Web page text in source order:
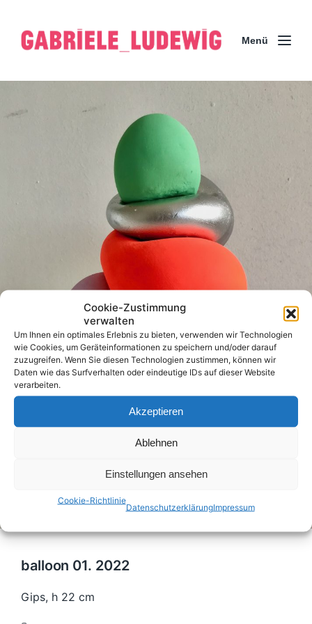
Cookie-Zustimmung
verwalten
Um Ihnen ein optimales Erlebnis zu bieten, verwenden wir Technologien
wie Cookies, um Geräteinformationen zu speichern und/oder darauf
zuzugreifen. Wenn Sie diesen Technologien zustimmen, können wir
Daten wie das Surfverhalten oder eindeutige IDs auf dieser Website
verarbeiten.
Akzeptieren
Ablehnen
Einstellungen ansehen
Cookie-Richtlinie
DatenschutzerklärungImpressum
Menü
balloon 01. 2022
Gips, h 22 cm